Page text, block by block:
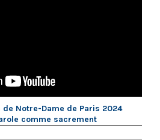
de Notre-Dame de Paris 2024
comme sacrement